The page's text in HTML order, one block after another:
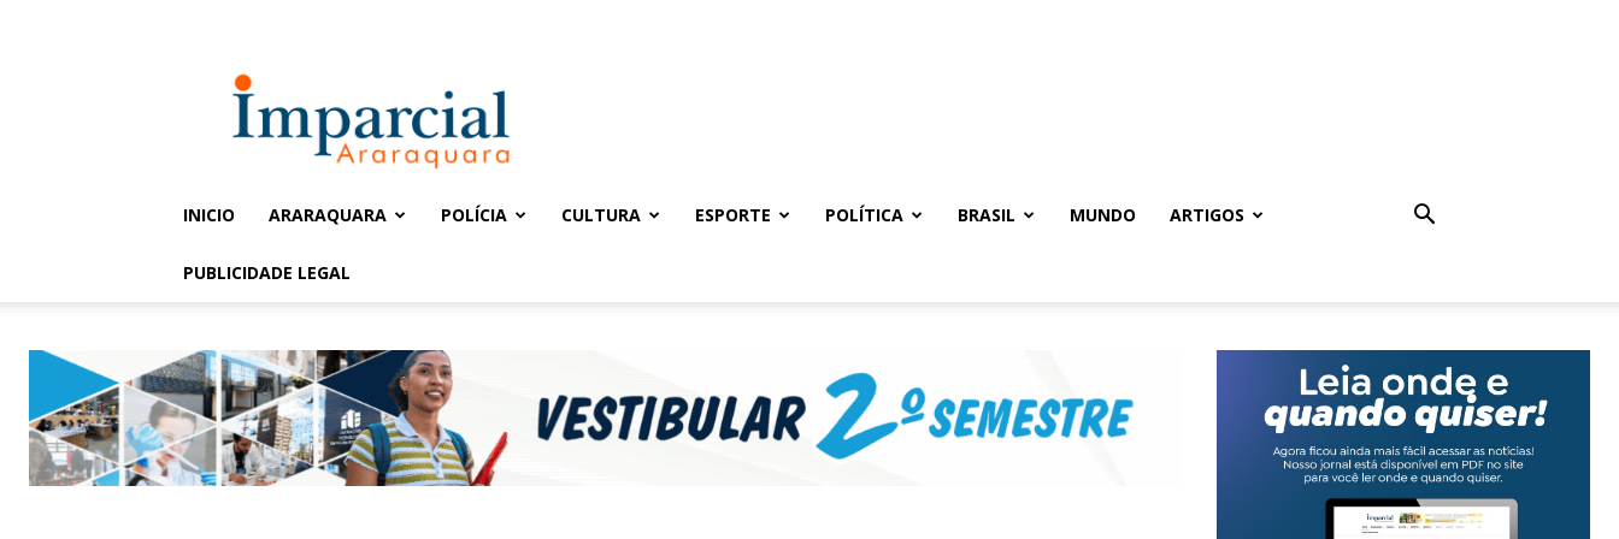
Imparcial
INICIO ARARAQUARA POLÍCIA CULTURA ESPORTE POLÍTICA BRASIL MUNDO ARTIGOS
PUBLICIDADE LEGAL